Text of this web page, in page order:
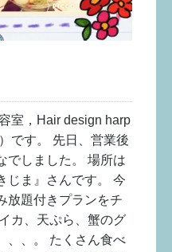
室，Hair design harp
です。 先日、営業後
でしました。 場所は
じま』さんです。 今
放題付きプランをチ
カ、天ぷら、蟹のグ
、、。 たくさん食べ